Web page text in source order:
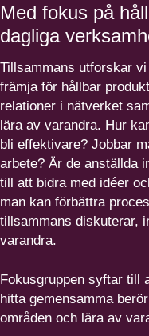
Med fokus på
dagliga
Tillsammans utforskar
främja för hållbar
relationer i nätverket
lära av varandra. Hur
bli effektivare? Jobbar
arbete? Är de anställda
till att bidra med idéer
man kan förbättra
tillsammans diskuterar,
varandra.
Fokus­gruppen syftar till
hitta gemensamma
områden och lära av